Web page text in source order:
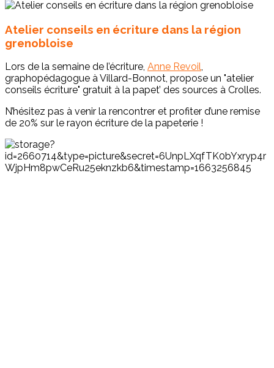
Atelier conseils en écriture dans la région
grenobloise
Lors de la semaine de l’écriture, Anne Revoil,
graphopédagogue à Villard-Bonnot, propose un "atelier
conseils écriture" gratuit à la papet’ des sources à Crolles.
N’hésitez pas à venir la rencontrer et profiter d’une remise
de 20% sur le rayon écriture de la papeterie !